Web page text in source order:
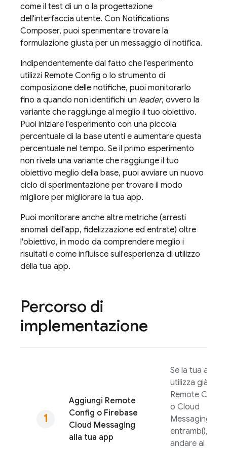
come il test di un o la progettazione
dell'interfaccia utente. Con Notifications
Composer, puoi sperimentare trovare la
formulazione giusta per un messaggio di notifica.
Indipendentemente dal fatto che l'esperimento
utilizzi Remote Config o lo strumento di
composizione delle notifiche, puoi monitorarlo
fino a quando non identifichi un leader, ovvero la
variante che raggiunge al meglio il tuo obiettivo.
Puoi iniziare l'esperimento con una piccola
percentuale di la base utenti e aumentare questa
percentuale nel tempo. Se il primo esperimento
non rivela una variante che raggiunge il tuo
obiettivo meglio della base, puoi avviare un nuovo
ciclo di sperimentazione per trovare il modo
migliore per migliorare la tua app.
Puoi monitorare anche altre metriche (arresti
anomali dell'app, fidelizzazione ed entrate) oltre
l'obiettivo, in modo da comprendere meglio i
risultati e come influisce sull'esperienza di utilizzo
della tua app.
Percorso di
implementazione
Aggiungi Remote
Config o Firebase
Cloud Messaging
alla tua app
Se la tua app
utilizza già
Remote Config
o Cloud
Messaging
entrambi), puoi
andare al